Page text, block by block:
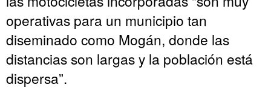
operativas para un municipio tan
diseminado como Mogán, donde las
distancias son largas y la población está
dispersa”.